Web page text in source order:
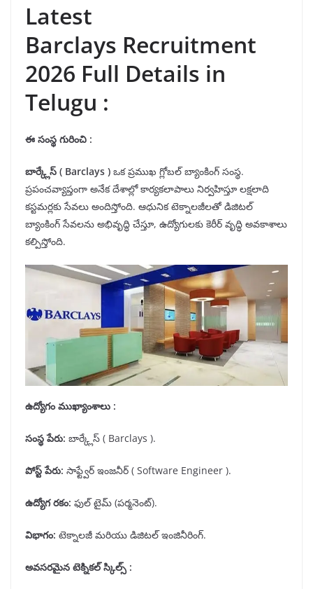
Latest
Barclays Recruitment
2026 Full Details in
Telugu :
ఈ సంస్థ గురించి :
బార్క్లేస్ ( Barclays ) ఒక ప్రముఖ గ్లోబల్ బ్యాంకింగ్ సంస్థ.
ప్రపంచవ్యాప్తంగా అనేక దేశాల్లో కార్యకలాపాలు నిర్వహిస్తూ లక్షలాది
కస్టమర్లకు సేవలు అందిస్తోంది. ఆధునిక టెక్నాలజీలతో డిజిటల్
బ్యాంకింగ్ సేవలను అభివృద్ధి చేస్తూ, ఉద్యోగులకు కెరీర్ వృద్ధి అవకాశాలు
కల్పిస్తోంది.
ఉద్యోగం ముఖ్యాంశాలు :
సంస్థ పేరు: బార్క్లేస్ ( Barclays ).
పోస్ట్ పేరు: సాఫ్ట్వేర్ ఇంజనీర్ ( Software Engineer ).
ఉద్యోగ రకం: ఫుల్ టైమ్ (పర్మనెంట్).
విభాగం: టెక్నాలజీ మరియు డిజిటల్ ఇంజినీరింగ్.
అవసరమైన టెక్నికల్ స్కిల్స్ :